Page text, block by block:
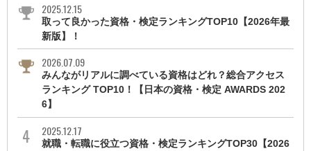
2025.12.15
取って良かった資格・検定ランキングTOP10【2026年最
新版】！
2026.07.09
みんながリアルに調べている資格はどれ？総合アクセス
ランキング TOP10！【日本の資格・検定 AWARDS 202
6】
2025.12.17
就職・転職に役立つ資格・検定ランキングTOP30【2026